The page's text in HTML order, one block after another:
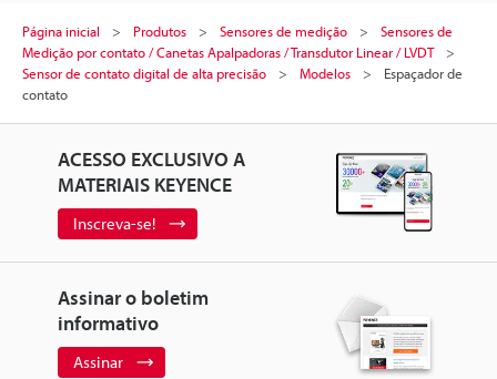
Página inicial Produtos Sensores de medição
Sensores de
Medição por contato / Canetas Apalpadoras / Transdutor Linear / LVDT
Sensor de contato digital de alta precisão
Modelos
Espaçador de
contato
ACESSO EXCLUSIVO A
MATERIAIS KEYENCE
Inscreva-se!
Assinar o boletim
informativo
Assinar